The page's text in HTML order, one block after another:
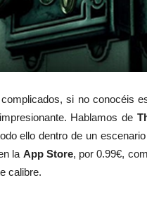
si no conocéis
Hablamos de
ello dentro de un
la App Store, por 0.99€,
calibre.